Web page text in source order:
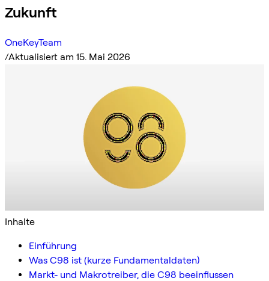
Zukunft
OneKeyTeam
/Aktualisiert am 15. Mai 2026
Inhalte
Einführung
Was C98 ist (kurze Fundamentaldaten)
Markt- und Makrotreiber, die C98 beeinflussen